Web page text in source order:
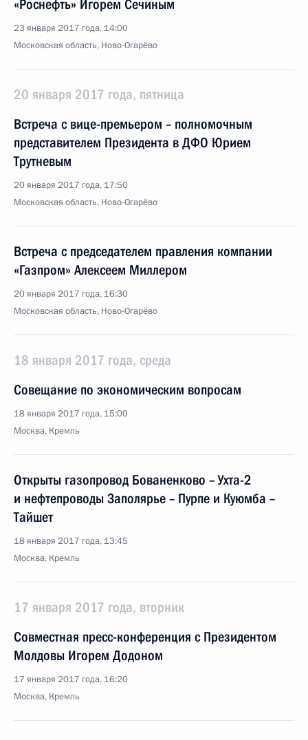
«Роснефть» Игорем Сечиным
23 января 2017 года, 14:00
Московская область, Ново-Огарёво
20 января 2017 года, пятница
Встреча с вице-премьером – полномочным
представителем Президента в ДФО Юрием
Трутневым
20 января 2017 года, 17:50
Московская область, Ново-Огарёво
Встреча с председателем правления компании
«Газпром» Алексеем Миллером
20 января 2017 года, 16:30
Московская область, Ново-Огарёво
18 января 2017 года, среда
Совещание по экономическим вопросам
18 января 2017 года, 15:00
Москва, Кремль
Открыты газопровод Бованенково – Ухта-2
и нефтепроводы Заполярье – Пурпе и Куюмба –
Тайшет
18 января 2017 года, 13:45
Москва, Кремль
17 января 2017 года, вторник
Совместная пресс-конференция с Президентом
Молдовы Игорем Додоном
17 января 2017 года, 16:20
Москва, Кремль